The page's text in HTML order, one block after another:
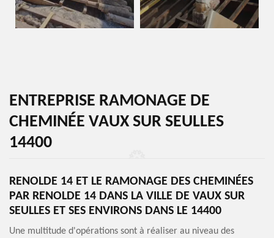
ENTREPRISE RAMONAGE DE
CHEMINÉE VAUX SUR SEULLES
14400
RENOLDE 14 ET LE RAMONAGE DES CHEMINÉES
PAR RENOLDE 14 DANS LA VILLE DE VAUX SUR
SEULLES ET SES ENVIRONS DANS LE 14400
Une multitude d'opérations sont à réaliser au niveau des